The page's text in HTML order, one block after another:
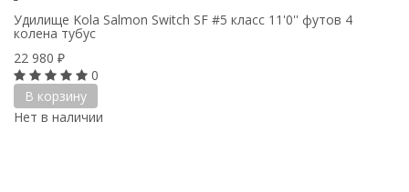
Удилище Kola Salmon Switch SF #5 класс 11'0'' футов 4
колена тубус
22 980 ₽
0
В корзину
Нет в наличии